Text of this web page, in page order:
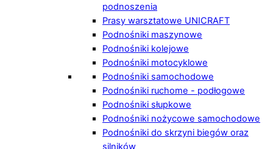
podnoszenia
Prasy warsztatowe UNICRAFT
Podnośniki maszynowe
Podnośniki kolejowe
Podnośniki motocyklowe
Podnośniki samochodowe
Podnośniki ruchome - podłogowe
Podnośniki słupkowe
Podnośniki nożycowe samochodowe
Podnośniki do skrzyni biegów oraz
silników